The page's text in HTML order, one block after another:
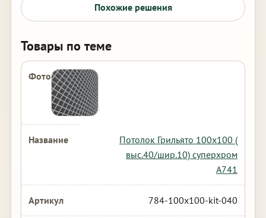
Похожие решения
Товары по теме
Потолок Грильято 100х100 (
выс.40/шир.10) суперхром
А741
784-100x100-kit-040